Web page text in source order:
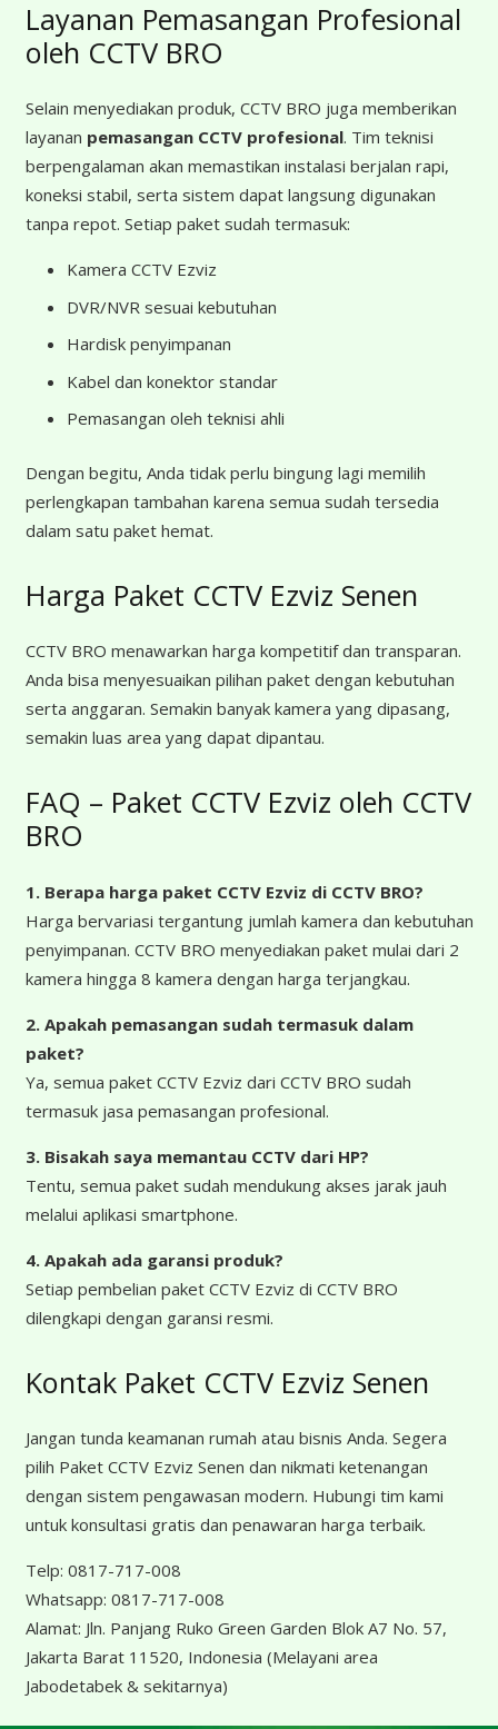
Layanan Pemasangan Profesional
oleh CCTV BRO
Selain menyediakan produk, CCTV BRO juga memberikan
layanan pemasangan CCTV profesional. Tim teknisi
berpengalaman akan memastikan instalasi berjalan rapi,
koneksi stabil, serta sistem dapat langsung digunakan
tanpa repot. Setiap paket sudah termasuk:
Kamera CCTV Ezviz
DVR/NVR sesuai kebutuhan
Hardisk penyimpanan
Kabel dan konektor standar
Pemasangan oleh teknisi ahli
Dengan begitu, Anda tidak perlu bingung lagi memilih
perlengkapan tambahan karena semua sudah tersedia
dalam satu paket hemat.
Harga Paket CCTV Ezviz Senen
CCTV BRO menawarkan harga kompetitif dan transparan.
Anda bisa menyesuaikan pilihan paket dengan kebutuhan
serta anggaran. Semakin banyak kamera yang dipasang,
semakin luas area yang dapat dipantau.
FAQ – Paket CCTV Ezviz oleh CCTV
BRO
1. Berapa harga paket CCTV Ezviz di CCTV BRO?
Harga bervariasi tergantung jumlah kamera dan kebutuhan
penyimpanan. CCTV BRO menyediakan paket mulai dari 2
kamera hingga 8 kamera dengan harga terjangkau.
2. Apakah pemasangan sudah termasuk dalam
paket?
Ya, semua paket CCTV Ezviz dari CCTV BRO sudah
termasuk jasa pemasangan profesional.
3. Bisakah saya memantau CCTV dari HP?
Tentu, semua paket sudah mendukung akses jarak jauh
melalui aplikasi smartphone.
4. Apakah ada garansi produk?
Setiap pembelian paket CCTV Ezviz di CCTV BRO
dilengkapi dengan garansi resmi.
Kontak Paket CCTV Ezviz Senen
Jangan tunda keamanan rumah atau bisnis Anda. Segera
pilih Paket CCTV Ezviz Senen dan nikmati ketenangan
dengan sistem pengawasan modern. Hubungi tim kami
untuk konsultasi gratis dan penawaran harga terbaik.
Telp: 0817-717-008
Whatsapp: 0817-717-008
Alamat: Jln. Panjang Ruko Green Garden Blok A7 No. 57,
Jakarta Barat 11520, Indonesia (Melayani area
Jabodetabek & sekitarnya)